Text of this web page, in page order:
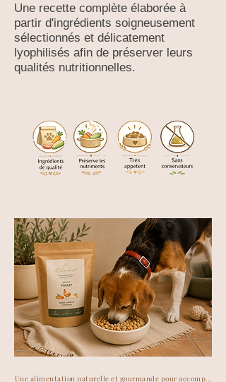
Une recette complète élaborée à
partir d'ingrédients soigneusement
sélectionnés et délicatement
lyophilisés afin de préserver leurs
qualités nutritionnelles.
Une alimentation naturelle et gourmande pour